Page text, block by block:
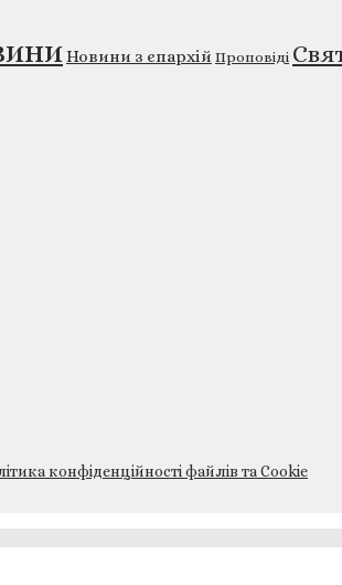
Новини з єпархій Проповіді
конфіденційності файлів та Cookie